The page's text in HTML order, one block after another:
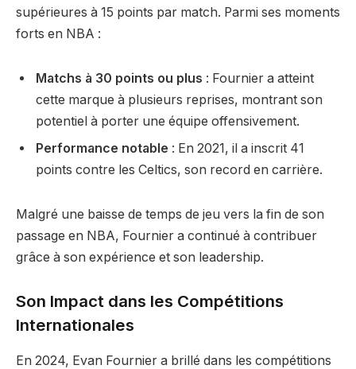
supérieures à 15 points par match. Parmi ses moments
forts en NBA :
Matchs à 30 points ou plus : Fournier a atteint
cette marque à plusieurs reprises, montrant son
potentiel à porter une équipe offensivement.
Performance notable : En 2021, il a inscrit 41
points contre les Celtics, son record en carrière.
Malgré une baisse de temps de jeu vers la fin de son
passage en NBA, Fournier a continué à contribuer
grâce à son expérience et son leadership.
Son Impact dans les Compétitions
Internationales
En 2024, Evan Fournier a brillé dans les compétitions